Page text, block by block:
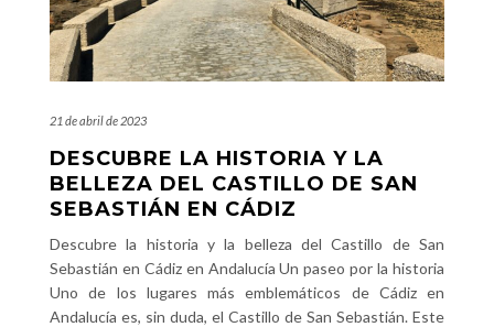
21 de abril de 2023
DESCUBRE LA HISTORIA Y LA
BELLEZA DEL CASTILLO DE SAN
SEBASTIÁN EN CÁDIZ
Descubre la historia y la belleza del Castillo de San
Sebastián en Cádiz en Andalucía Un paseo por la historia
Uno de los lugares más emblemáticos de Cádiz en
Andalucía es, sin duda, el Castillo de San Sebastián. Este